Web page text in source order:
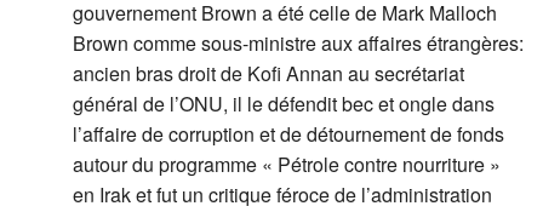
gouvernement Brown a été celle de Mark Malloch
Brown comme sous-ministre aux affaires étrangères:
ancien bras droit de Kofi Annan au secrétariat
général de l’ONU, il le défendit bec et ongle dans
l’affaire de corruption et de détournement de fonds
autour du programme « Pétrole contre nourriture »
en Irak et fut un critique féroce de l’administration